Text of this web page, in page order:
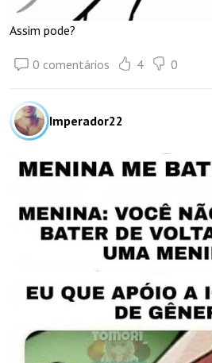
Assim pode?
0 comentários 4 0
Imperador22